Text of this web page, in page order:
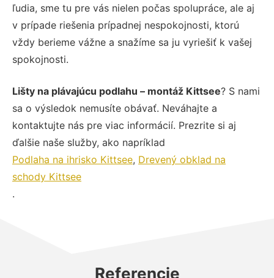
ľudia, sme tu pre vás nielen počas spolupráce, ale aj
v prípade riešenia prípadnej nespokojnosti, ktorú
vždy berieme vážne a snažíme sa ju vyriešiť k vašej
spokojnosti.
Lišty na plávajúcu podlahu – montáž Kittsee? S nami
sa o výsledok nemusíte obávať. Neváhajte a
kontaktujte nás pre viac informácií. Prezrite si aj
ďalšie naše služby, ako napríklad
Podlaha na ihrisko Kittsee, Drevený obklad na
schody Kittsee
.
Referencie